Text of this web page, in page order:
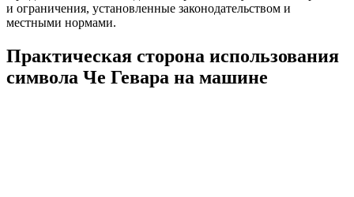
и ограничения, установленные законодательством и
местными нормами.
Практическая сторона использования
символа Че Гевара на машине